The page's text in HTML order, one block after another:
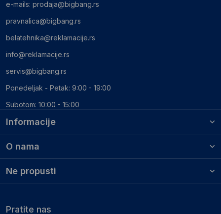
Informacije
O nama
Ne propusti
e-mails: prodaja@bigbang.rs
pravnalica@bigbang.rs
belatehnika@reklamacije.rs
info@reklamacije.rs
servis@bigbang.rs
Ponedeljak - Petak: 9:00 - 19:00
Subotom: 10:00 - 15:00
Pratite nas